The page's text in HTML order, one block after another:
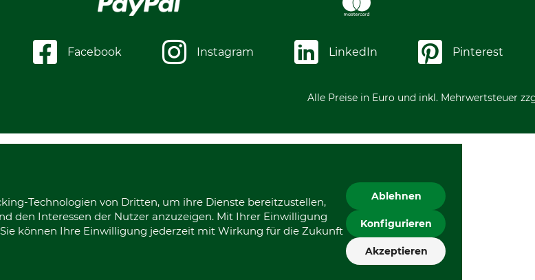
Facebook Instagram LinkedIn Pinterest
Alle Preise in Euro und inkl. Mehrwertsteuer
Technologien von Dritten, um ihre Dienste bereitzustellen,
den Interessen der Nutzer anzuzeigen. Mit Ihrer Einwilligung
können Ihre Einwilligung jederzeit mit Wirkung für die Zukunft
Ablehnen
Konfigurieren
Akzeptieren